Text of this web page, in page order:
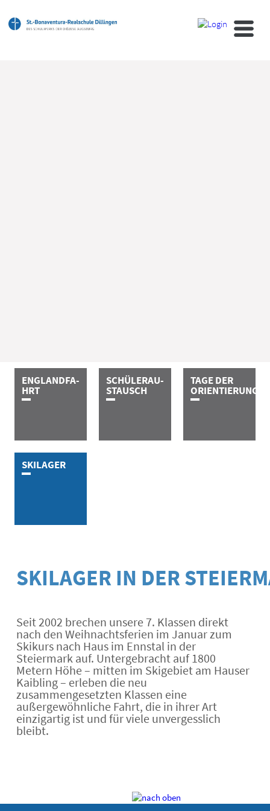
E­N­G­L­A­N­D­­­­­­­F­A­
H­R­T
S­C­H­Ü­L­E­R­­­­­­­A­U­
S­­­T­A­U­S­C­H
TAGE DER
ORIEN­TIERUNG
S­K­I­­­L­A­G­E­R
SKILAGER IN DER
Seit 2002 brechen unsere 7. Klassen direkt
nach den Weihnachtsferien im Januar zum
Skikurs nach Haus im Ennstal in der
Steiermark auf. Untergebracht auf 1800
Metern Höhe – mitten im Skigebiet am Hauser
Kaibling – erleben die neu
zusammengesetzten Klassen eine
außergewöhnliche Fahrt, die in ihrer Art
einzigartig ist und für viele unvergesslich
bleibt.